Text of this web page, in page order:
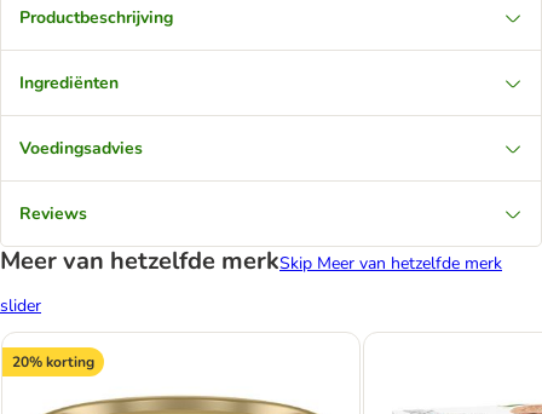
Productbeschrijving
Ingrediënten
Voedingsadvies
Reviews
Meer van hetzelfde merkSkip Meer van hetzelfde merk
slider
20% korting